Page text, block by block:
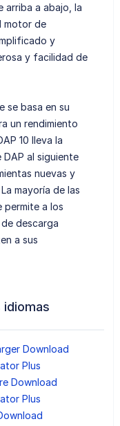
arriba a abajo, la
motor de
y
y facilidad de
se basa en su
un rendimiento
10 lleva la
al siguiente
nuevas y
mayoría de las
permite a los
descarga
a sus
idiomas
Download
Plus
Download
Plus